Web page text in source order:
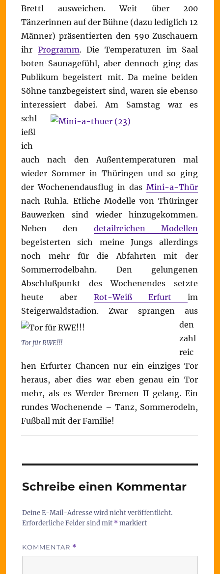
Brettl ausweichen. Weit über 200
Tänzerinnen auf der Bühne (dazu lediglich 12
Männer) präsentierten den 590 Zuschauern
ihr Programm. Die Temperaturen im Saal
boten Saunagefühl, aber dennoch ging das
Publikum begeistert mit. Da meine beiden
Söhne tanzbegeistert sind, waren sie ebenso
interessiert dabei.Am Samstag war es
schl
ießl
ich
auch nach den Außentemperaturen mal
wieder Sommer in Thüringen und so ging
der Wochenendausflug in dasMini-a-Thür
nach Ruhla. Etliche Modelle von Thüringer
Bauwerken sind wieder hinzugekommen.
Neben den detailreichen Modellen
begeisterten sich meine Jungs allerdings
noch mehr für die Abfahrten mit der
Sommerrodelbahn. Den gelungenen
Abschlußpunkt des Wochenendes setzte
heute aber Rot-Weiß Erfurtim
Steigerwaldstadion.
Tor für RWE!!!
Zwar sprangen aus
den
zahl
reic
hen Erfurter Chancen nur ein einziges Tor
heraus, aber dies war eben genau ein Tor
mehr, als es Werder Bremen II gelang. Ein
rundes Wochenende – Tanz, Sommerodeln,
Fußball mit der Familie!
Schreibe einen Kommentar
Deine E-Mail-Adresse wird nicht veröffentlicht.
Erforderliche Felder sind mit *markiert
KOMMENTAR *